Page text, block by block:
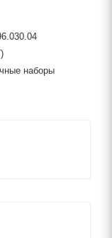
наборы